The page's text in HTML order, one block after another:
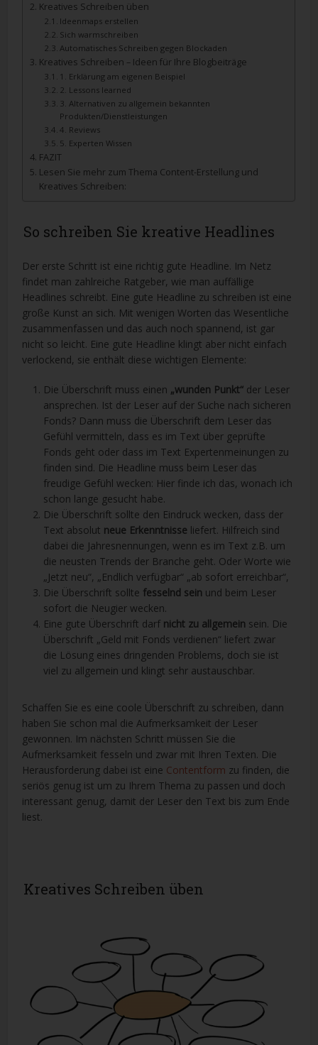
Kreatives Schreiben üben
Ideenmaps erstellen
Sich warmschreiben
Automatisches Schreiben gegen Blockaden
Kreatives Schreiben – Ideen für Ihre Blogbeiträge
1. Erklärung am eigenen Beispiel
2. Lessons learned
3. Alternativen zu allgemein bekannten
Produkten/Dienstleistungen
4. Reviews
5. Experten Wissen
FAZIT
Lesen Sie mehr zum Thema Content-Erstellung und
Kreatives Schreiben:
So schreiben Sie kreative Headlines
Der erste Schritt ist eine richtig gute Headline. Im Netz
findet man zahlreiche Ratgeber, wie man auffällige
Headlines schreibt. Eine gute Headline zu schreiben ist eine
große Kunst an sich. Mit wenigen Worten das Wesentliche
zusammenfassen und das auch noch spannend, ist gar
nicht so leicht. Eine gute Headline klingt aber nicht einfach
verlockend, sie enthält diese wichtigen Elemente:
Die Überschrift muss einen „wunden Punkt“ der Leser
ansprechen. Ist der Leser auf der Suche nach sicheren
Fonds? Dann muss die Überschrift dem Leser das
Gefühl vermitteln, dass es im Text über geprüfte
Fonds geht oder dass im Text Expertenmeinungen zu
finden sind. Die Headline muss beim Leser das
freudige Gefühl wecken: Hier finde ich das, wonach ich
schon lange gesucht habe.
Die Überschrift sollte den Eindruck wecken, dass der
Text absolut neue Erkenntnisse liefert. Hilfreich sind
dabei die Jahresnennungen, wenn es im Text z.B. um
die neusten Trends der Branche geht. Oder Worte wie
„Jetzt neu“, „Endlich verfügbar“ „ab sofort erreichbar“,
Die Überschrift sollte fesselnd sein und beim Leser
sofort die Neugier wecken.
Eine gute Überschrift darf nicht zu allgemein sein. Die
Überschrift „Geld mit Fonds verdienen“ liefert zwar
die Lösung eines dringenden Problems, doch sie ist
viel zu allgemein und klingt sehr austauschbar.
Schaffen Sie es eine coole Überschrift zu schreiben, dann
haben Sie schon mal die Aufmerksamkeit der Leser
gewonnen. Im nächsten Schritt müssen Sie die
Aufmerksamkeit fesseln und zwar mit Ihren Texten. Die
Herausforderung dabei ist eine Contentform zu finden, die
seriös genug ist um zu Ihrem Thema zu passen und doch
interessant genug, damit der Leser den Text bis zum Ende
liest.
Kreatives Schreiben üben